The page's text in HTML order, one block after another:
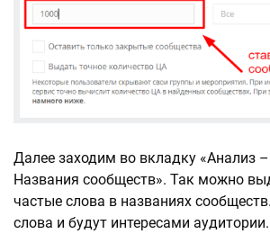
Далее заходим во вкладку «Анализ
Названия сообществ». Так можно
частые слова в названиях
слова и будут интересами аудитории.